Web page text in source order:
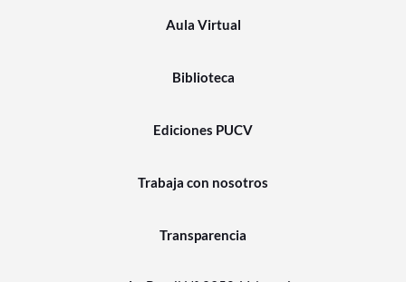
Aula Virtual
Biblioteca
Ediciones PUCV
Trabaja con nosotros
Transparencia